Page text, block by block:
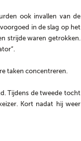
ook invallen van de
in de slag op het
strijde waren getrokken.
taken concentreren.
Tijdens de tweede tocht
Kort nadat hij weer